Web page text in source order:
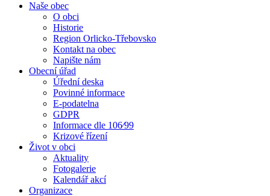
Naše obec
O obci
Historie
Region Orlicko-Třebovsko
Kontakt na obec
Napište nám
Obecní úřad
Úřední deska
Povinné informace
E-podatelna
GDPR
Informace dle 106⁄99
Krizové řízení
Život v obci
Aktuality
Fotogalerie
Kalendář akcí
Organizace